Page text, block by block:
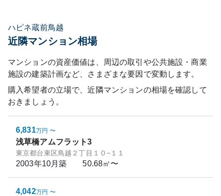
ハピネ蔵前鳥越
近隣マンション相場
マンションの資産価値は、周辺の取引や公共施設・商業
施設の建築計画など、さまざまな要因で変動します。
購入希望者の立場で、近隣マンションの相場を確認して
おきましょう。
6,831万円 〜
浅草橋アムフラット3
東京都台東区鳥越２丁目１０−１１
2003年10月築 50.68㎡〜
4,042万円 〜